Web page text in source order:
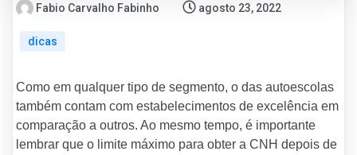
Fabio Carvalho Fabinho agosto 23, 2022
dicas
Como em qualquer tipo de segmento, o das autoescolas
também contam com estabelecimentos de excelência em
comparação a outros. Ao mesmo tempo, é importante
lembrar que o limite máximo para obter a CNH depois de